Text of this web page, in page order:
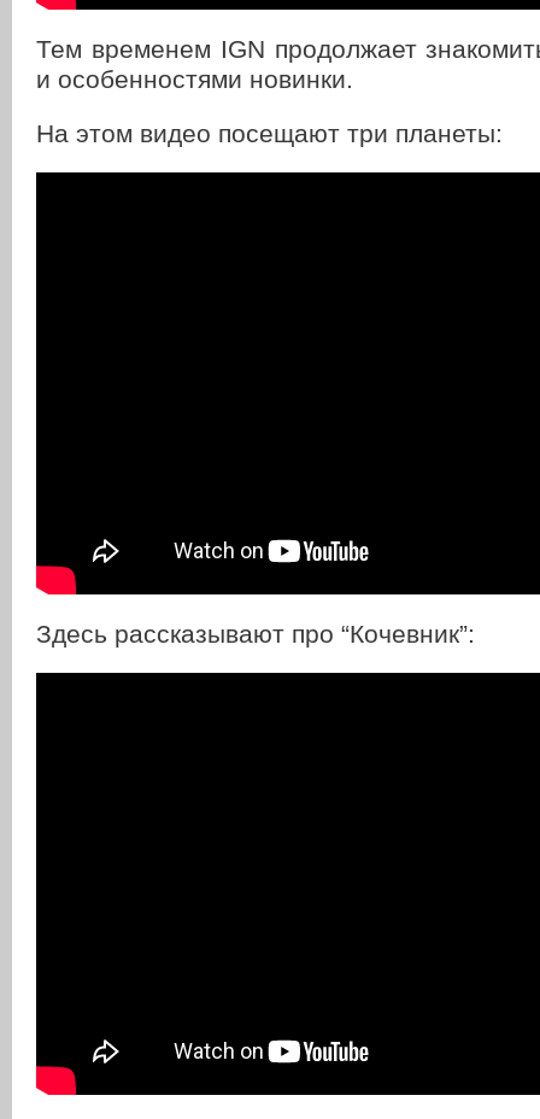
Тем временем IGN продолжает
и особенностями новинки.
На этом видео посещают три планеты:
Здесь рассказывают про “Кочевник”: